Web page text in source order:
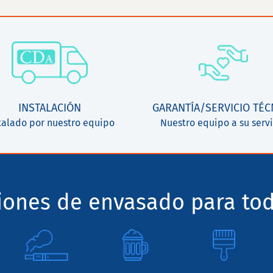
INSTALACIÓN
por nuestro equipo
GARANTÍA/SERVICIO
Nuestro equipo a su
de envasado para